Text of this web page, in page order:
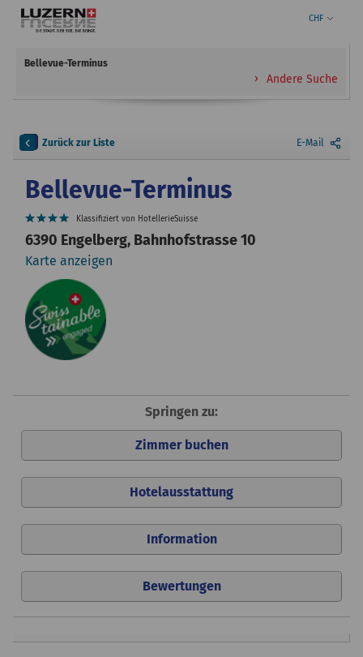
CHF
Bellevue-Terminus
Andere Suche
Zurück zur Liste E-Mail
Bellevue-Terminus
Klassifiziert von HotellerieSuisse
6390 Engelberg, Bahnhofstrasse 10
Karte anzeigen
Springen zu:
Zimmer buchen
Hotelausstattung
Information
Bewertungen